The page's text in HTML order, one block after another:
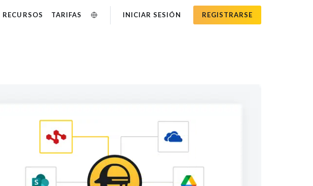
RECURSOS TARIFAS INICIAR SESIÓN REGISTRARSE